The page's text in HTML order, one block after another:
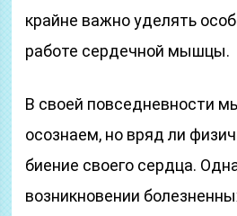
крайне важно уделять
работе сердечной мышцы.
В своей повседневности
осознаем, но вряд ли
биение своего сердца.
возникновении